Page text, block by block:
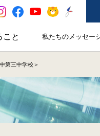
ニューを開閉
こと
にできることのサブメニ
私たちのメッセー
私たちの
第三中学校＞